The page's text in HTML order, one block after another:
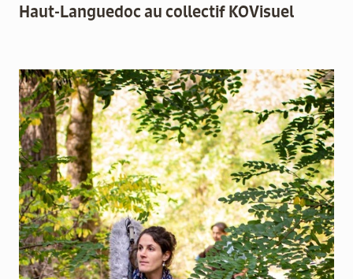
Documenthèque
Recherche
Haut-Languedoc au collectif KOVisuel